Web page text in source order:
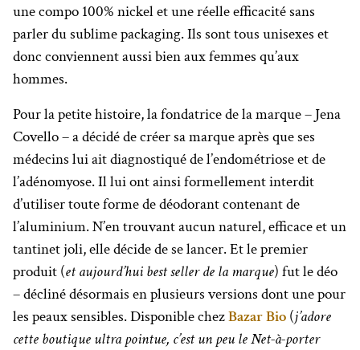
une compo 100% nickel et une réelle efficacité sans
parler du sublime packaging. Ils sont tous unisexes et
donc conviennent aussi bien aux femmes qu’aux
hommes.
Pour la petite histoire, la fondatrice de la marque – Jena
Covello – a décidé de créer sa marque après que ses
médecins lui ait diagnostiqué de l’endométriose et de
l’adénomyose. Il lui ont ainsi formellement interdit
d’utiliser toute forme de déodorant contenant de
l’aluminium. N’en trouvant aucun naturel, efficace et un
tantinet joli, elle décide de se lancer. Et le premier
produit (et aujourd’hui best seller de la marque) fut le déo
– décliné désormais en plusieurs versions dont une pour
les peaux sensibles. Disponible chezBazar Bio (j’adore
cette boutique ultra pointue, c’est un peu le Net-à-porter